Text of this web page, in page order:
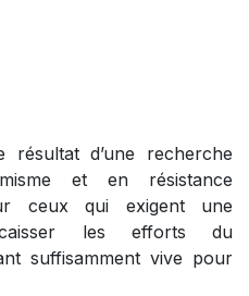
résultat d’une recherche
et en résistance
ceux qui exigent une
les efforts du
suffisamment vive pour